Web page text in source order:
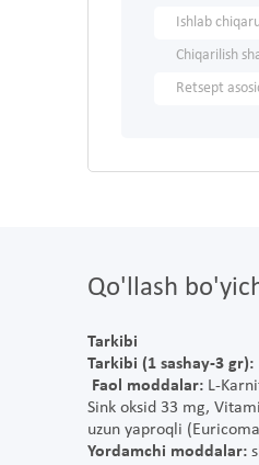
Ishlab
Chiqarilish
Retsept
Qo'llash
Tarkibi
Tarkibi (1 sashay-3 gr):
Faol moddalar: L-
Sink oksid 33 mg,
uzun yaproqli
Yordamchi moddalar: